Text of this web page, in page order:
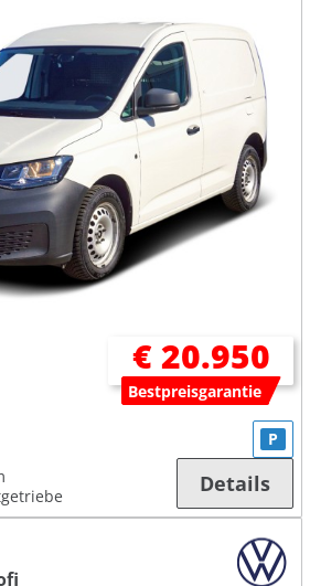
€ 20.950
Bestpreisgarantie
P
Details